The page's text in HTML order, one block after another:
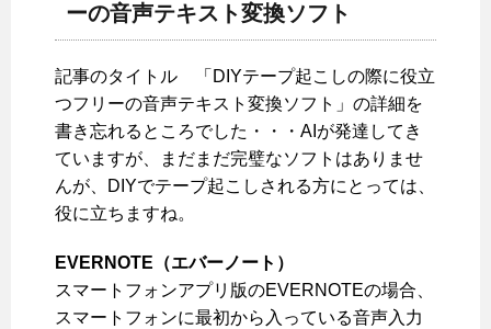
ーの音声テキスト変換ソフト
記事のタイトル 「DIYテープ起こしの際に役立
つフリーの音声テキスト変換ソフト」の詳細を
書き忘れるところでした・・・AIが発達してき
ていますが、まだまだ完璧なソフトはありませ
んが、DIYでテープ起こしされる方にとっては、
役に立ちますね。
EVERNOTE（エバーノート）
スマートフォンアプリ版のEVERNOTEの場合、
スマートフォンに最初から入っている音声入力